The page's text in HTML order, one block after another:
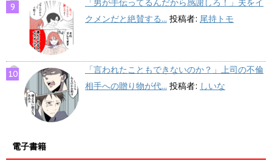
「男が手伝ってるんだから感謝しろ！」夫をイ
クメンだと絶賛する... 投稿者: 尾持トモ
「言われたこともできないのか？」上司の不倫
相手への贈り物が代... 投稿者: しいな
電子書籍